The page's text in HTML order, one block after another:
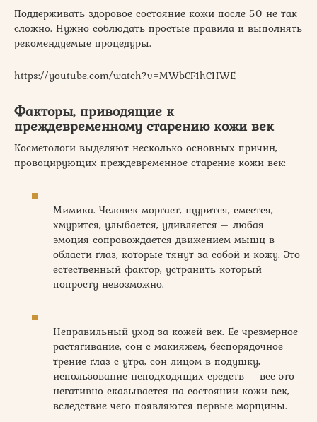
Поддерживать здоровое состояние кожи после 50 не так
сложно. Нужно соблюдать простые правила и выполнять
рекомендуемые процедуры.
https://youtube.com/watch?v=MWbCF1hCHWE
Факторы, приводящие к
преждевременному старению кожи век
Косметологи выделяют несколько основных причин,
провоцирующих преждевременное старение кожи век:
Мимика. Человек моргает, щурится, смеется,
хмурится, улыбается, удивляется – любая
эмоция сопровождается движением мышц в
области глаз, которые тянут за собой и кожу. Это
естественный фактор, устранить который
попросту невозможно.
Неправильный уход за кожей век. Ее чрезмерное
растягивание, сон с макияжем, беспорядочное
трение глаз с утра, сон лицом в подушку,
использование неподходящих средств – все это
негативно сказывается на состоянии кожи век,
вследствие чего появляются первые морщины.